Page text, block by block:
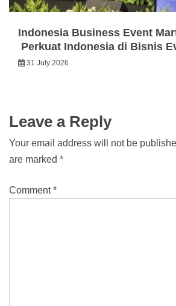
Indonesia Business Event
Perkuat Indonesia di Bisnis
31 July 2026
Leave a Reply
Your email address will not be
are marked *
Comment*